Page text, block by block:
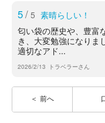
5/ 5 素晴らしい！
匂い袋の歴史や、豊富
き、大変勉強になりま
適切なアド...
2026/2/13 トラベラーさん
前へ